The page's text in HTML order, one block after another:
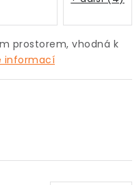
prostorem, vhodná k
informací